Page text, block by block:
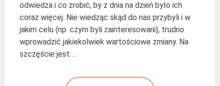
odwiedza i co zrobić, by z dnia na dzień było ich
coraz więcej. Nie wiedząc skąd do nas przybyli i w
jakim celu (np. czym byli zainteresowani), trudno
wprowadzić jakiekolwiek wartościowe zmiany. Na
szczęście jest …